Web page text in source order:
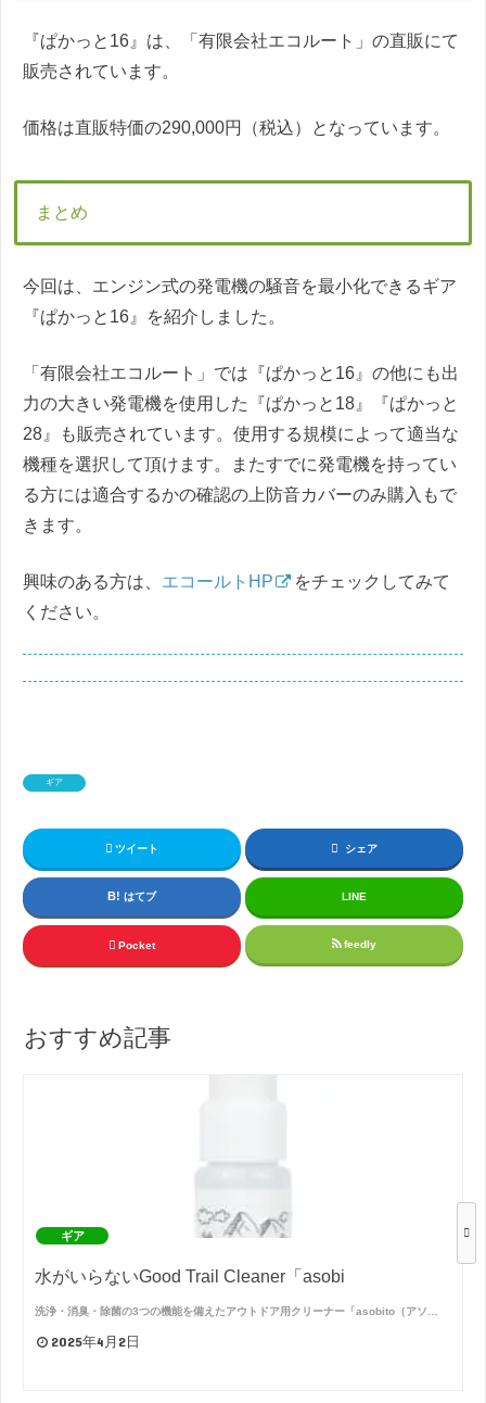
『ぱかっと16』は、「有限会社エコルート」の直販にて
販売されています。
価格は直販特価の290,000円（税込）となっています。
まとめ
今回は、エンジン式の発電機の騒音を最小化できるギア
『ぱかっと16』を紹介しました。
「有限会社エコルート」では『ぱかっと16』の他にも出
力の大きい発電機を使用した『ぱかっと18』『ぱかっと
28』も販売されています。使用する規模によって適当な
機種を選択して頂けます。またすでに発電機を持ってい
る方には適合するかの確認の上防音カバーのみ購入もで
きます。
興味のある方は、 エコールトHP
をチェックしてみて
ください。
ギア
ツイート シェア
はてブ LINE
Pocket feedly
おすすめ記事
ギア
水がいらないGood Trail Cleaner「asobi
洗浄・消臭・除菌の3つの機能を備えたアウトドア用クリーナー「asobito（アソ…
2025年4月2日